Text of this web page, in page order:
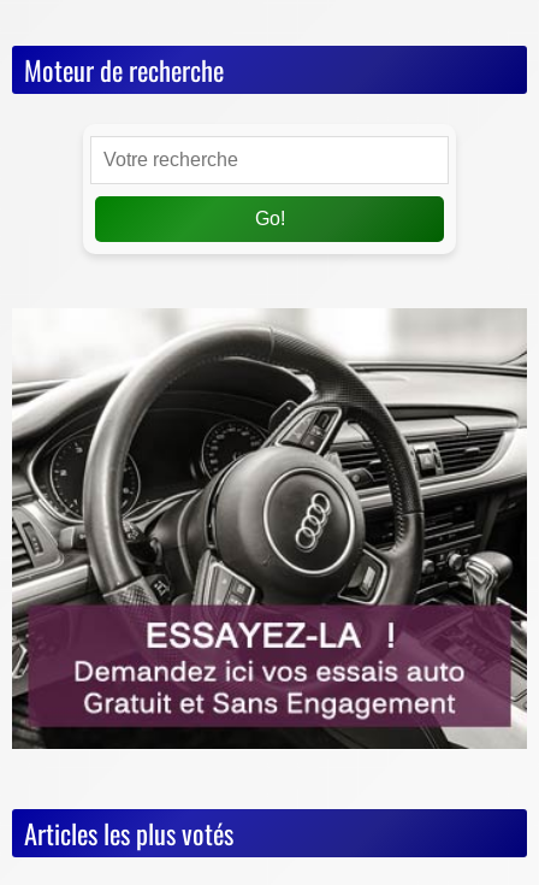
Moteur de recherche
Go!
Articles les plus votés